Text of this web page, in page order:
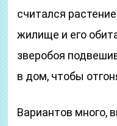
считался
жилище и его
зверобоя
в дом, чтобы
Вариантов много,